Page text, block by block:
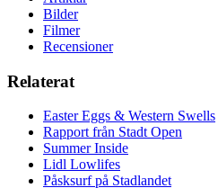
Bilder
Filmer
Recensioner
Relaterat
Easter Eggs & Western Swells
Rapport från Stadt Open
Summer Inside
Lidl Lowlifes
Påsksurf på Stadlandet